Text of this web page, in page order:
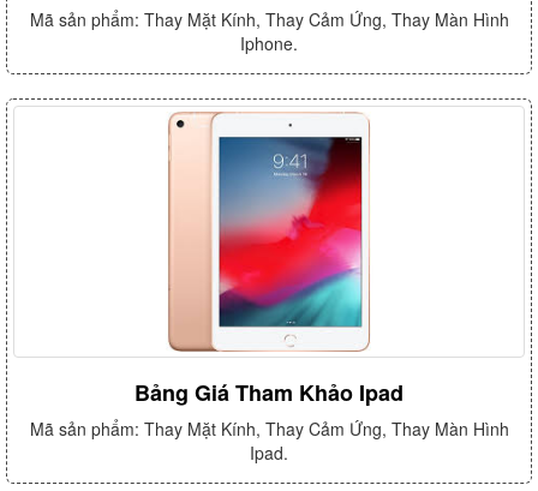
Mã sản phẩm: Thay Mặt Kính, Thay Cảm Ứng, Thay Màn Hình
Iphone.
Bảng Giá Tham Khảo Ipad
Mã sản phẩm: Thay Mặt Kính, Thay Cảm Ứng, Thay Màn Hình
Ipad.